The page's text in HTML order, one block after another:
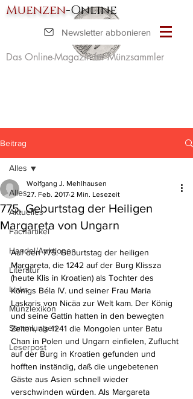
Muenzen-Online
Das Online-Magazin für Münzsammler
Newsletter abbonieren
Beitrag
Alles
Aktuelles
Fachartikel
Handel/Auktionen
Literatur
Links
Münzlexikon
Sammlungen
Leserpost
Alles
775. Geburtstag der Heiligen
Margareta von Ungarn
Wolfgang J. Mehlhausen
27. Feb. 2017 2 Min. Lesezeit
Auf den 775. Geburtstag der heiligen
Margareta, die 1242 auf der Burg Klissza
(heute Klis in Kroatien) als Tochter des
Königs Béla IV. und seiner Frau Maria
Laskaris von Nicäa zur Welt kam. Der König
und seine Gattin hatten in den bewegten
Zeiten, als 1241 die Mongolen unter Batu
Chan in Polen und Ungarn einfielen, Zuflucht
auf der Burg in Kroatien gefunden und
hofften inständig, daß die ungebetenen
Gäste aus Asien schnell wieder
verschwinden würden. Als Margareta